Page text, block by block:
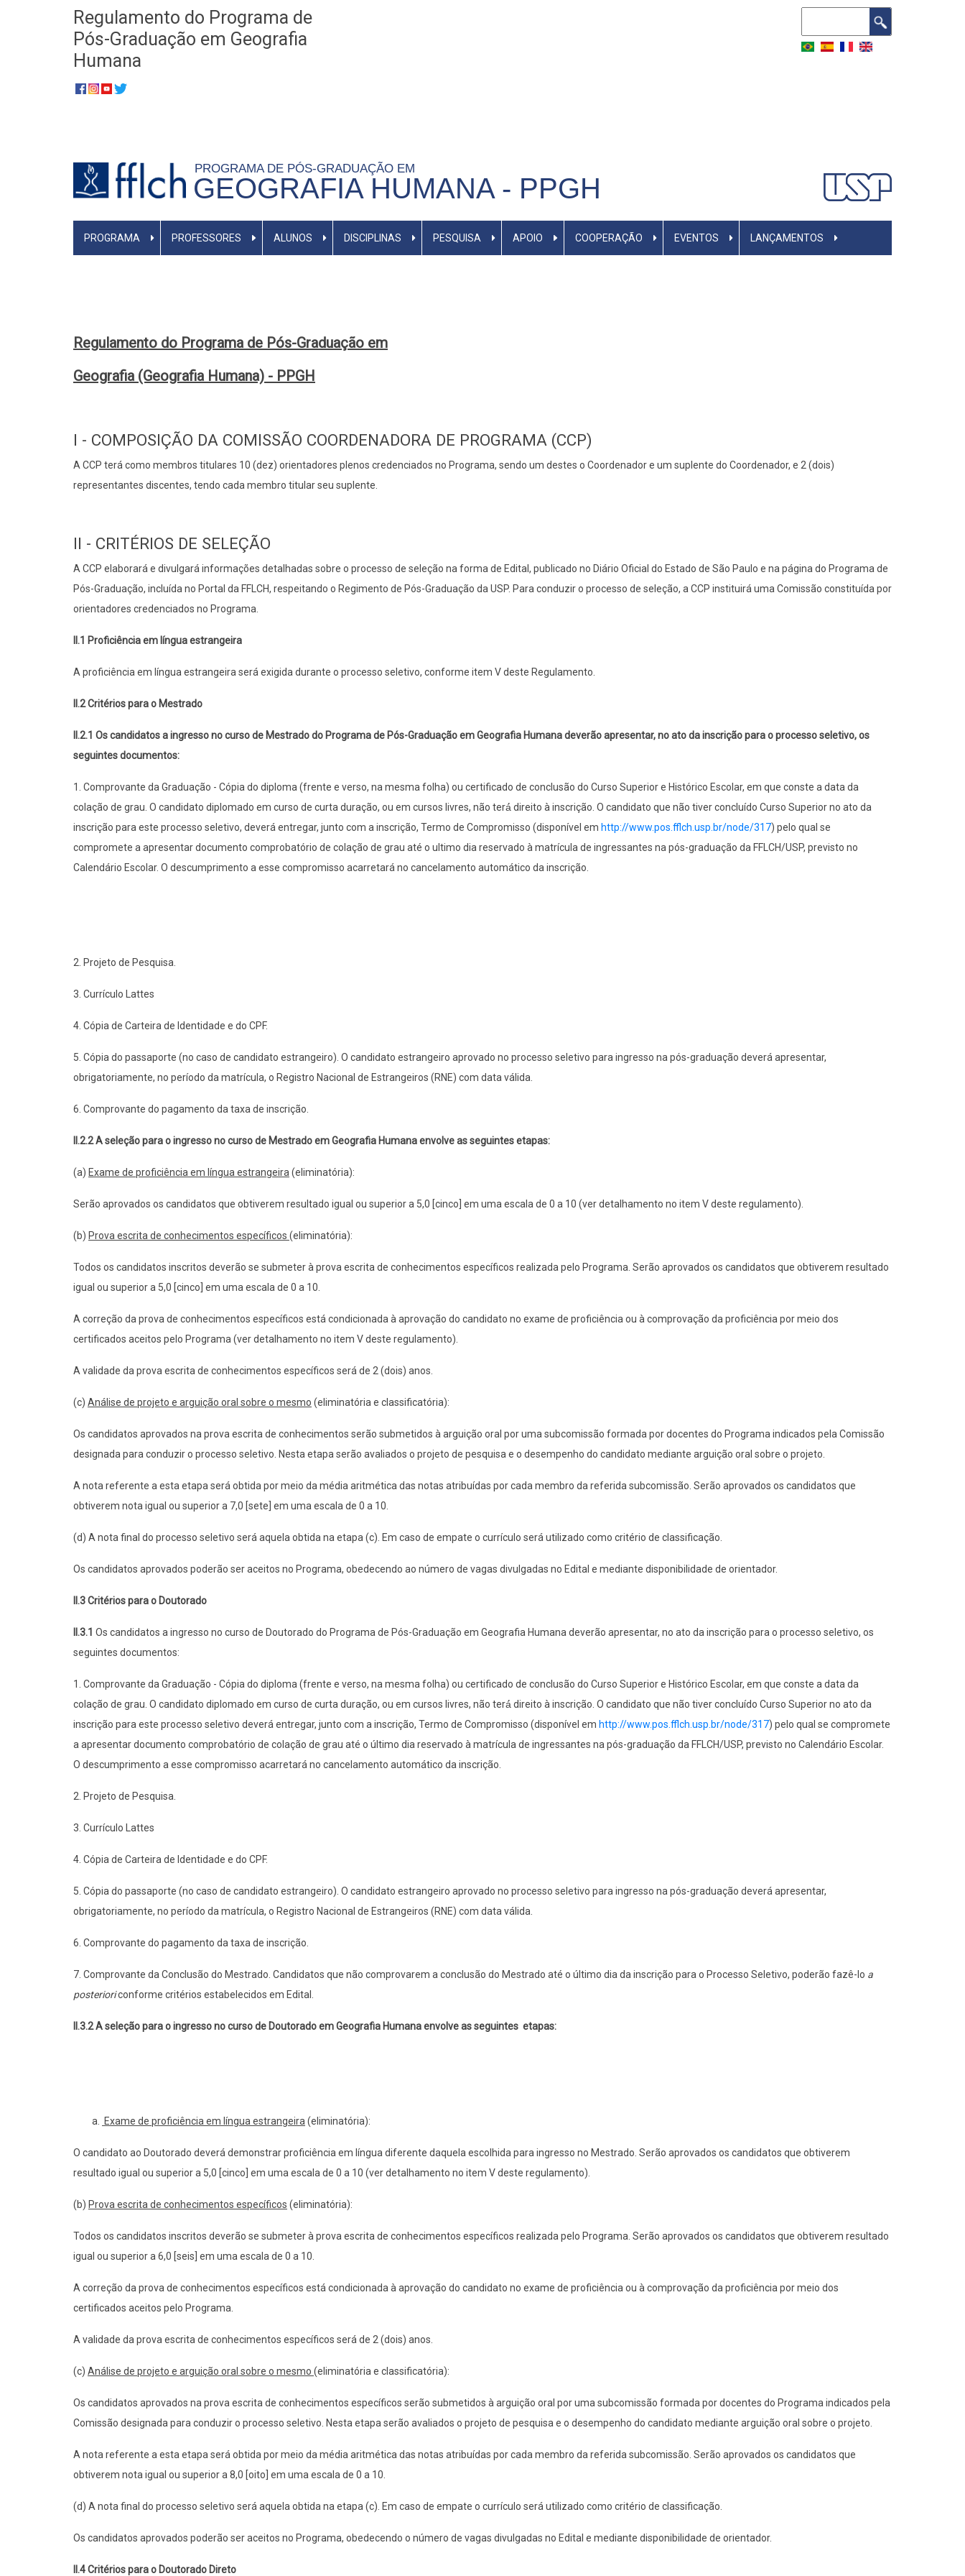
Regulamento do Programa de
Pós-Graduação em Geografia
Humana
PROGRAMA DE PÓS-GRADUAÇÃO EM
GEOGRAFIA HUMANA - PPGH
MENU
PROGRAMA PROFESSORES ALUNOS DISCIPLINAS PESQUISA APOIO COOPERAÇÃO EVENTOS LANÇAMENTOS
Regulamento do Programa de Pós-Graduação em
Geografia (Geografia Humana) - PPGH
I - COMPOSIÇÃO DA COMISSÃO COORDENADORA DE PROGRAMA (CCP)
A CCP terá como membros titulares 10 (dez) orientadores plenos credenciados no Programa, sendo um destes o Coordenador e um suplente do Coordenador, e 2 (dois)
representantes discentes, tendo cada membro titular seu suplente.
II - CRITÉRIOS DE SELEÇÃO
A CCP elaborará e divulgará informações detalhadas sobre o processo de seleção na forma de Edital, publicado no Diário Oficial do Estado de São Paulo e na página do Programa de
Pós-Graduação, incluída no Portal da FFLCH, respeitando o Regimento de Pós-Graduação da USP. Para conduzir o processo de seleção, a CCP instituirá uma Comissão constituída por
orientadores credenciados no Programa.
II.1 Proficiência em língua estrangeira
A proficiência em língua estrangeira será exigida durante o processo seletivo, conforme item V deste Regulamento.
II.2 Critérios para o Mestrado
II.2.1 Os candidatos a ingresso no curso de Mestrado do Programa de Pós-Graduação em Geografia Humana deverão apresentar, no ato da inscrição para o processo seletivo, os
seguintes documentos:
1. Comprovante da Graduação - Cópia do diploma (frente e verso, na mesma folha) ou certificado de conclusão do Curso Superior e Histórico Escolar, em que conste a data da
colação de grau. O candidato diplomado em curso de curta duração, ou em cursos livres, não terá́ direito à inscrição. O candidato que não tiver concluído Curso Superior no ato da
inscrição para este processo seletivo, deverá entregar, junto com a inscrição, Termo de Compromisso (disponível em http://www.pos.fflch.usp.br/node/317) pelo qual se
compromete a apresentar documento comprobatório de colação de grau até o ultimo dia reservado à matrícula de ingressantes na pós-graduação da FFLCH/USP, previsto no
Calendário Escolar. O descumprimento a esse compromisso acarretará no cancelamento automático da inscrição.
2. Projeto de Pesquisa.
3. Currículo Lattes
4. Cópia de Carteira de Identidade e do CPF.
5. Cópia do passaporte (no caso de candidato estrangeiro). O candidato estrangeiro aprovado no processo seletivo para ingresso na pós-graduação deverá apresentar,
obrigatoriamente, no período da matrícula, o Registro Nacional de Estrangeiros (RNE) com data válida.
6. Comprovante do pagamento da taxa de inscrição.
II.2.2 A seleção para o ingresso no curso de Mestrado em Geografia Humana envolve as seguintes etapas:
(a) Exame de proficiência em língua estrangeira (eliminatória):
Serão aprovados os candidatos que obtiverem resultado igual ou superior a 5,0 [cinco] em uma escala de 0 a 10 (ver detalhamento no item V deste regulamento).
(b) Prova escrita de conhecimentos específicos (eliminatória):
Todos os candidatos inscritos deverão se submeter à prova escrita de conhecimentos específicos realizada pelo Programa. Serão aprovados os candidatos que obtiverem resultado
igual ou superior a 5,0 [cinco] em uma escala de 0 a 10.
A correção da prova de conhecimentos específicos está condicionada à aprovação do candidato no exame de proficiência ou à comprovação da proficiência por meio dos
certificados aceitos pelo Programa (ver detalhamento no item V deste regulamento).
A validade da prova escrita de conhecimentos específicos será de 2 (dois) anos.
(c) Análise de projeto e arguição oral sobre o mesmo (eliminatória e classificatória):
Os candidatos aprovados na prova escrita de conhecimentos serão submetidos à arguição oral por uma subcomissão formada por docentes do Programa indicados pela Comissão
designada para conduzir o processo seletivo. Nesta etapa serão avaliados o projeto de pesquisa e o desempenho do candidato mediante arguição oral sobre o projeto.
A nota referente a esta etapa será obtida por meio da média aritmética das notas atribuídas por cada membro da referida subcomissão. Serão aprovados os candidatos que
obtiverem nota igual ou superior a 7,0 [sete] em uma escala de 0 a 10.
(d) A nota final do processo seletivo será aquela obtida na etapa (c). Em caso de empate o currículo será utilizado como critério de classificação.
Os candidatos aprovados poderão ser aceitos no Programa, obedecendo ao número de vagas divulgadas no Edital e mediante disponibilidade de orientador.
II.3 Critérios para o Doutorado
II.3.1 Os candidatos a ingresso no curso de Doutorado do Programa de Pós-Graduação em Geografia Humana deverão apresentar, no ato da inscrição para o processo seletivo, os
seguintes documentos:
1. Comprovante da Graduação - Cópia do diploma (frente e verso, na mesma folha) ou certificado de conclusão do Curso Superior e Histórico Escolar, em que conste a data da
colação de grau. O candidato diplomado em curso de curta duração, ou em cursos livres, não terá́ direito à inscrição. O candidato que não tiver concluído Curso Superior no ato da
inscrição para este processo seletivo deverá entregar, junto com a inscrição, Termo de Compromisso (disponível em http://www.pos.fflch.usp.br/node/317) pelo qual se compromete
a apresentar documento comprobatório de colação de grau até o último dia reservado à matrícula de ingressantes na pós-graduação da FFLCH/USP, previsto no Calendário Escolar.
O descumprimento a esse compromisso acarretará no cancelamento automático da inscrição.
2. Projeto de Pesquisa.
3. Currículo Lattes
4. Cópia de Carteira de Identidade e do CPF.
5. Cópia do passaporte (no caso de candidato estrangeiro). O candidato estrangeiro aprovado no processo seletivo para ingresso na pós-graduação deverá apresentar,
obrigatoriamente, no período da matrícula, o Registro Nacional de Estrangeiros (RNE) com data válida.
6. Comprovante do pagamento da taxa de inscrição.
7. Comprovante da Conclusão do Mestrado. Candidatos que não comprovarem a conclusão do Mestrado até o último dia da inscrição para o Processo Seletivo, poderão fazê-lo a
posterioriconforme critérios estabelecidos em Edital.
II.3.2 A seleção para o ingresso no curso de Doutorado em Geografia Humana envolve as seguintes etapas:
Exame de proficiência em língua estrangeira (eliminatória):
O candidato ao Doutorado deverá demonstrar proficiência em língua diferente daquela escolhida para ingresso no Mestrado. Serão aprovados os candidatos que obtiverem
resultado igual ou superior a 5,0 [cinco] em uma escala de 0 a 10 (ver detalhamento no item V deste regulamento).
(b) Prova escrita de conhecimentos específicos (eliminatória):
Todos os candidatos inscritos deverão se submeter à prova escrita de conhecimentos específicos realizada pelo Programa. Serão aprovados os candidatos que obtiverem resultado
igual ou superior a 6,0 [seis] em uma escala de 0 a 10.
A correção da prova de conhecimentos específicos está condicionada à aprovação do candidato no exame de proficiência ou à comprovação da proficiência por meio dos
certificados aceitos pelo Programa.
A validade da prova escrita de conhecimentos específicos será de 2 (dois) anos.
(c) Análise de projeto e arguição oral sobre o mesmo (eliminatória e classificatória):
Os candidatos aprovados na prova escrita de conhecimentos específicos serão submetidos à arguição oral por uma subcomissão formada por docentes do Programa indicados pela
Comissão designada para conduzir o processo seletivo. Nesta etapa serão avaliados o projeto de pesquisa e o desempenho do candidato mediante arguição oral sobre o projeto.
A nota referente a esta etapa será obtida por meio da média aritmética das notas atribuídas por cada membro da referida subcomissão. Serão aprovados os candidatos que
obtiverem nota igual ou superior a 8,0 [oito] em uma escala de 0 a 10.
(d) A nota final do processo seletivo será aquela obtida na etapa (c). Em caso de empate o currículo será utilizado como critério de classificação.
Os candidatos aprovados poderão ser aceitos no Programa, obedecendo o número de vagas divulgadas no Edital e mediante disponibilidade de orientador.
II.4 Critérios para o Doutorado Direto